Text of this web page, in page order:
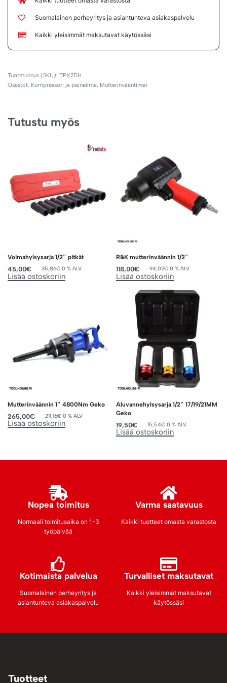
Suomalainen perheyritys ja asiantunteva asiakaspalvelu
Kaikki yleisimmät maksutavat käytössäsi
TPX25H
Osastot: Kompressori ja paineilma, Mutterinvääntimet
Tutustu myös
Voimahylsysarja 1/2″ pitkät
45,00€ 35,86€ 0 % ALV
Lisää ostoskoriin
R&K mutterinväännin 1/2″
118,00€ 94,02€ 0 % ALV
Lisää ostoskoriin
Mutterinväännin 1″ 4800Nm Geko
265,00€ 211,16€ 0 % ALV
Lisää ostoskoriin
Aluvannehylsysarja 1/2″ 17/19/21MM
Geko
19,50€ 15,54€ 0 % ALV
Lisää ostoskoriin
Nopea toimitus
Normaali toimitusaika on 1-3
työpäivää
Varma saatavuus
Kaikki tuotteet omasta varastosta
Kotimaista palvelua
Suomalainen perheyritys ja
asiantunteva asiakaspalvelu
Turvalliset maksutavat
Kaikki yleisimmät maksutavat
käytössäsi
Tuotteet